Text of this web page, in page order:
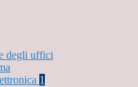
degli uffici
1